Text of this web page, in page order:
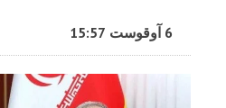
6 آوقوست 15:57